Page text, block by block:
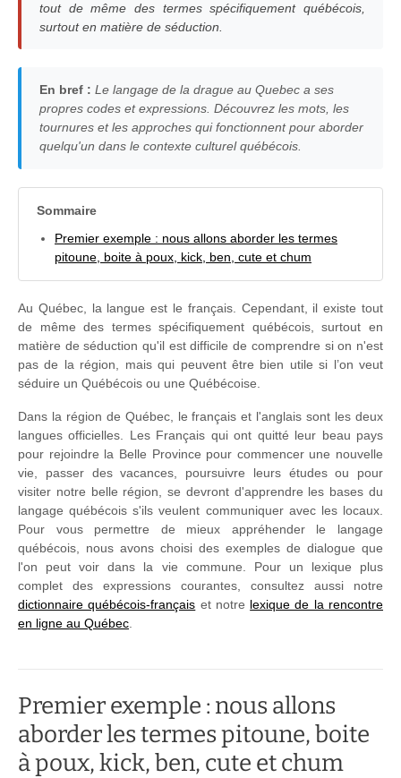
tout de même des termes spécifiquement québécois,
surtout en matière de séduction.
En bref : Le langage de la drague au Quebec a ses
propres codes et expressions. Découvrez les mots, les
tournures et les approches qui fonctionnent pour aborder
quelqu'un dans le contexte culturel québécois.
Sommaire
Premier exemple : nous allons aborder les termes
pitoune, boite à poux, kick, ben, cute et chum
Au Québec, la langue est le français. Cependant, il existe tout
de même des termes spécifiquement québécois, surtout en
matière de séduction qu'il est difficile de comprendre si on n'est
pas de la région, mais qui peuvent être bien utile si l’on veut
séduire un Québécois ou une Québécoise.
Dans la région de Québec, le français et l'anglais sont les deux
langues officielles. Les Français qui ont quitté leur beau pays
pour rejoindre la Belle Province pour commencer une nouvelle
vie, passer des vacances, poursuivre leurs études ou pour
visiter notre belle région, se devront d'apprendre les bases du
langage québécois s'ils veulent communiquer avec les locaux.
Pour vous permettre de mieux appréhender le langage
québécois, nous avons choisi des exemples de dialogue que
l'on peut voir dans la vie commune. Pour un lexique plus
complet des expressions courantes, consultez aussi notre
dictionnaire québécois-français et notre lexique de la rencontre
en ligne au Québec
Premier exemple : nous allons
aborder les termes pitoune, boite
à poux, kick, ben, cute et chum